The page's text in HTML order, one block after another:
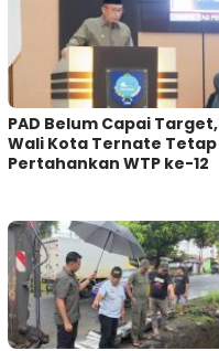
PAD Belum Capai Target,
Wali Kota Ternate Tetap
Pertahankan WTP ke-12